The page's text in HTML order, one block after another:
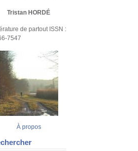
Tristan HORDÉ
de partout ISSN :
7547
À propos